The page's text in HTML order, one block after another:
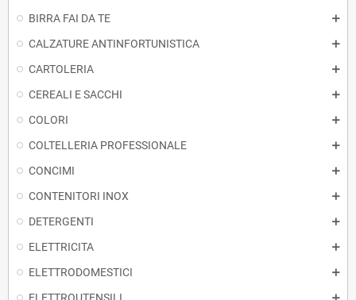
BIRRA FAI DA TE
CALZATURE ANTINFORTUNISTICA
CARTOLERIA
CEREALI E SACCHI
COLORI
COLTELLERIA PROFESSIONALE
CONCIMI
CONTENITORI INOX
DETERGENTI
ELETTRICITA
ELETTRODOMESTICI